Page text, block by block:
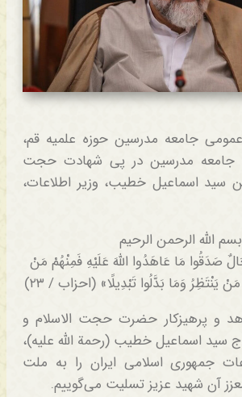
جامعه مدرسین حوزه علمیه قم،
جامعه مدرسین در پی شهادت حجت
سید اسماعیل خطیب، وزیر اطلاعات،
بسم الله الرحمن الرحیم
صَدَقُوا مَا عَاهَدُوا اللَّهَ عَلَيْهِ فَمِنْهُمْ مَنْ
وَمَا بَدَّلُوا تَبْدِيلًا» (احزاب / ۲۳)
و پرهیزکار حضرت حجت الاسلام و
سید اسماعیل خطیب (رحمة الله علیه)،
جمهوری اسلامی ایران را به ملت
آن شهید عزیز تسلیت می‌گوییم.